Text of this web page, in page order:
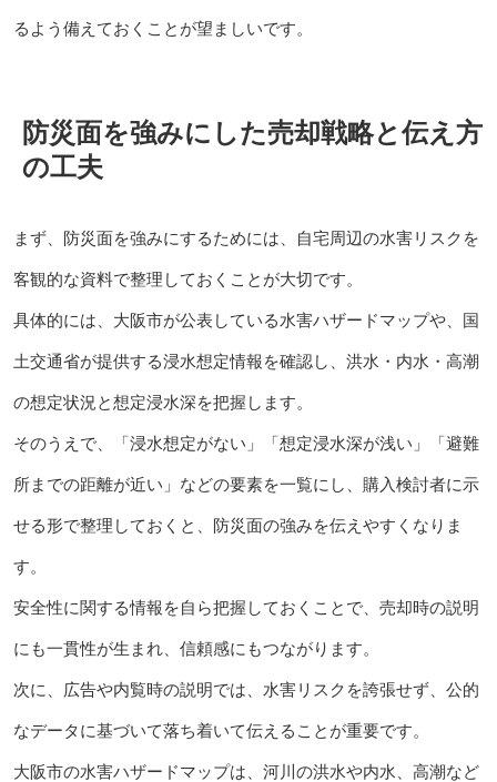
るよう備えておくことが望ましいです。
防災面を強みにした売却戦略と伝え方
の工夫
まず、防災面を強みにするためには、自宅周辺の水害リスクを
客観的な資料で整理しておくことが大切です。
具体的には、大阪市が公表している水害ハザードマップや、国
土交通省が提供する浸水想定情報を確認し、洪水・内水・高潮
の想定状況と想定浸水深を把握します。
そのうえで、「浸水想定がない」「想定浸水深が浅い」「避難
所までの距離が近い」などの要素を一覧にし、購入検討者に示
せる形で整理しておくと、防災面の強みを伝えやすくなりま
す。
安全性に関する情報を自ら把握しておくことで、売却時の説明
にも一貫性が生まれ、信頼感にもつながります。
次に、広告や内覧時の説明では、水害リスクを誇張せず、公的
なデータに基づいて落ち着いて伝えることが重要です。
大阪市の水害ハザードマップは、河川の洪水や内水、高潮など